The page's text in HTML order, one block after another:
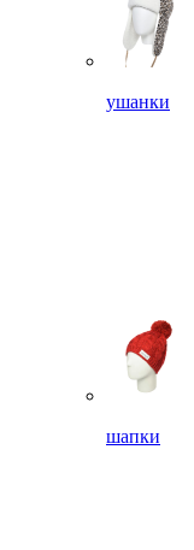
ушанки
шапки